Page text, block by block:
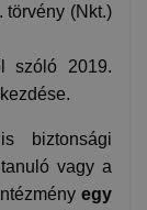
törvény (Nkt.)
szóló 2019.
biztonsági
vagy a
egy